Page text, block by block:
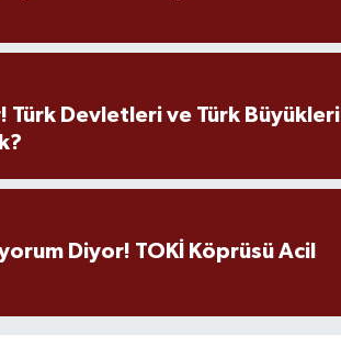
Türk Devletleri ve Türk Büyükleri
Diyor! TOKİ Köprüsü Acil